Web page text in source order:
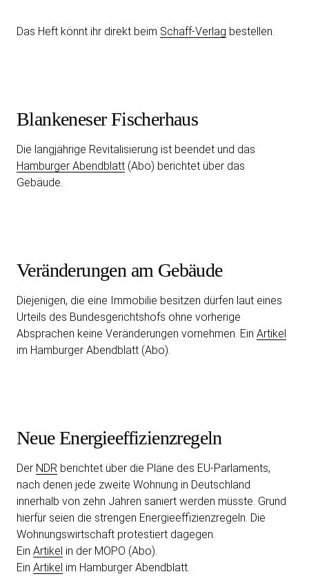
Das Heft könnt ihr direkt beim Schaff-Verlag bestellen.
Blankeneser Fischerhaus
Die langjährige Revitalisierung ist beendet und das
Hamburger Abendblatt (Abo) berichtet über das
Gebäude.
Veränderungen am Gebäude
Diejenigen, die eine Immobilie besitzen dürfen laut eines
Urteils des Bundesgerichtshofs ohne vorherige
Absprachen keine Veränderungen vornehmen. Ein Artikel
im Hamburger Abendblatt (Abo).
Neue Energieeffizienzregeln
Der NDR berichtet über die Pläne des EU-Parlaments,
nach denen jede zweite Wohnung in Deutschland
innerhalb von zehn Jahren saniert werden müsste. Grund
hierfür seien die strengen Energieeffizienzregeln. Die
Wohnungswirtschaft protestiert dagegen.
Ein Artikel in der MOPO (Abo).
Ein Artikel im Hamburger Abendblatt.